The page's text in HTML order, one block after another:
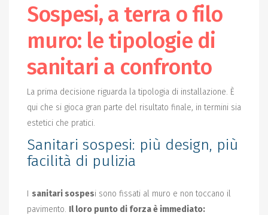
Sospesi, a terra o filo
muro: le tipologie di
sanitari a confronto
La prima decisione riguarda la tipologia di installazione. È
qui che si gioca gran parte del risultato finale, in termini sia
estetici che pratici.
Sanitari sospesi: più design, più
facilità di pulizia
I sanitari sospesi sono fissati al muro e non toccano il
pavimento. Il loro punto di forza è immediato: